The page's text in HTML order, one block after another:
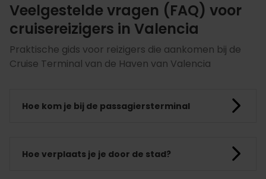
Veelgestelde vragen (FAQ) voor
cruisereizigers in Valencia
Praktische gids voor reizigers die aankomen bij de
Cruise Terminal van de Haven van Valencia
Hoe kom je bij de passagiersterminal
Hoe verplaats je je door de stad?